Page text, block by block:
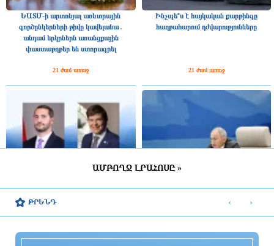
ԵԱՏՄ-ի արտոնյալ առևտրային
գործընկերների թիվը կավելանա․
անդամ երկրներն առանցքային
փաստաթղթեր են ստորագրել
21 ժամ առաջ
Ինչպե՞ս է հայկական քարթինգը
հաղթահարում դժվարությունները
21 ժամ առաջ
ՀՀ ԱԺ նախագահի պաշտոնում
ընտրվելու կապակցությամբ
ԱՄԲՈՂՋ ԼՐԱՀՈՍԸ »
ԹՐԵՆԴ ‹ ›